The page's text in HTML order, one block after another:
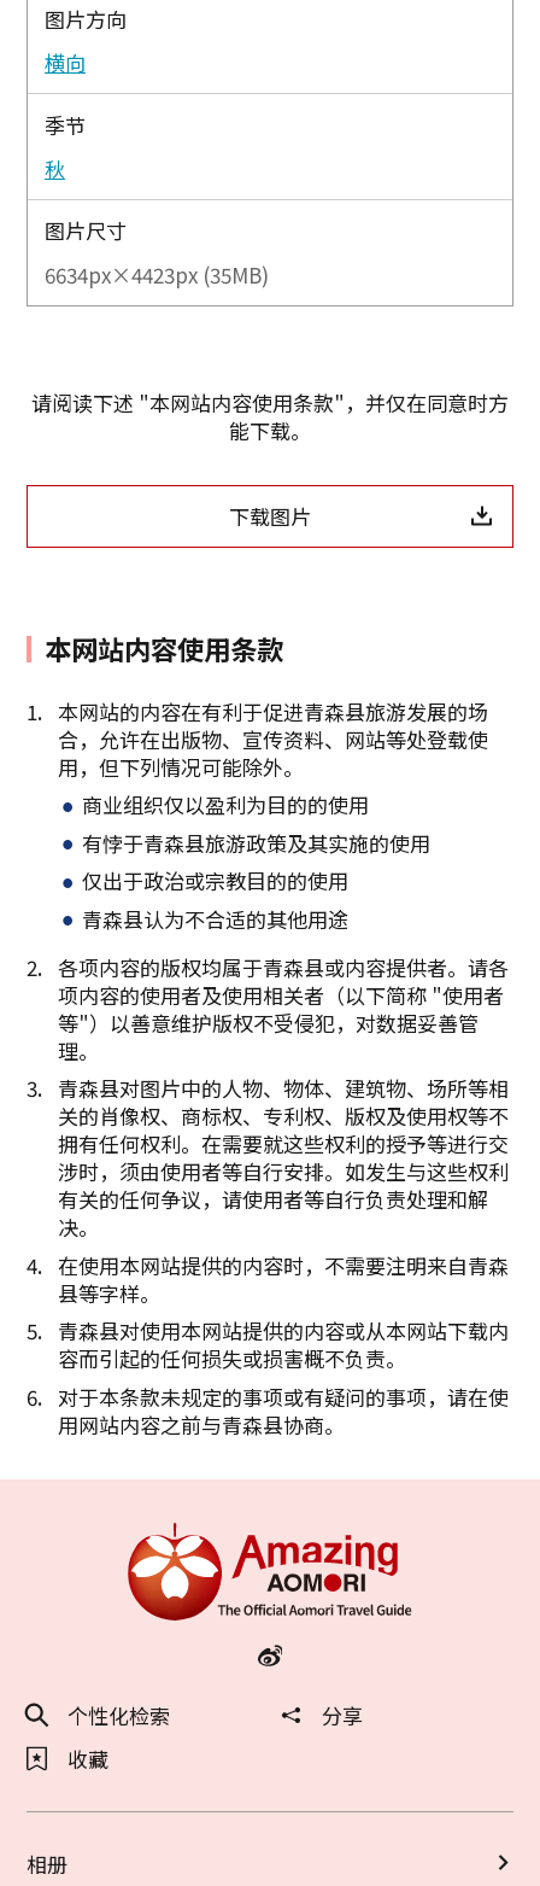
图片方向
横向
季节
秋
图片尺寸
6634px×4423px (35MB)
请阅读下述 "本网站内容使用条款"，并仅在同意时方
能下载。
下载图片
本网站内容使用条款
本网站的内容在有利于促进青森县旅游发展的场
合，允许在出版物、宣传资料、网站等处登载使
用，但下列情况可能除外。
商业组织仅以盈利为目的的使用
有悖于青森县旅游政策及其实施的使用
仅出于政治或宗教目的的使用
青森县认为不合适的其他用途
各项内容的版权均属于青森县或内容提供者。请各
项内容的使用者及使用相关者（以下简称 "使用者
等"）以善意维护版权不受侵犯，对数据妥善管
理。
青森县对图片中的人物、物体、建筑物、场所等相
关的肖像权、商标权、专利权、版权及使用权等不
拥有任何权利。在需要就这些权利的授予等进行交
涉时，须由使用者等自行安排。如发生与这些权利
有关的任何争议，请使用者等自行负责处理和解
决。
在使用本网站提供的内容时，不需要注明来自青森
县等字样。
青森县对使用本网站提供的内容或从本网站下载内
容而引起的任何损失或损害概不负责。
对于本条款未规定的事项或有疑问的事项，请在使
用网站内容之前与青森县协商。
个性化检索
分享
收藏
相册
复制链接